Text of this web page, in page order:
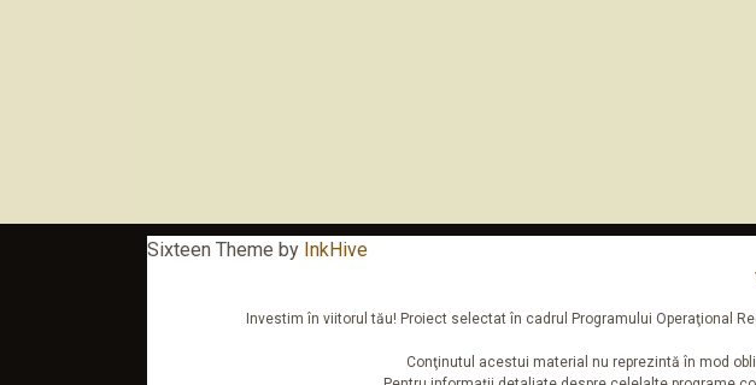
Sixteen Theme by InkHive
Investim în viitorul tău! Proiect selectat în cadrul Programului Operaţional
Conţinutul acestui material nu reprezintă în mod